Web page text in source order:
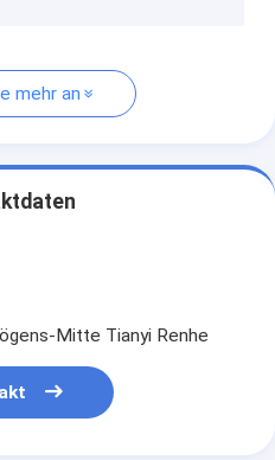
mehr an
Mitte Tianyi Renhe